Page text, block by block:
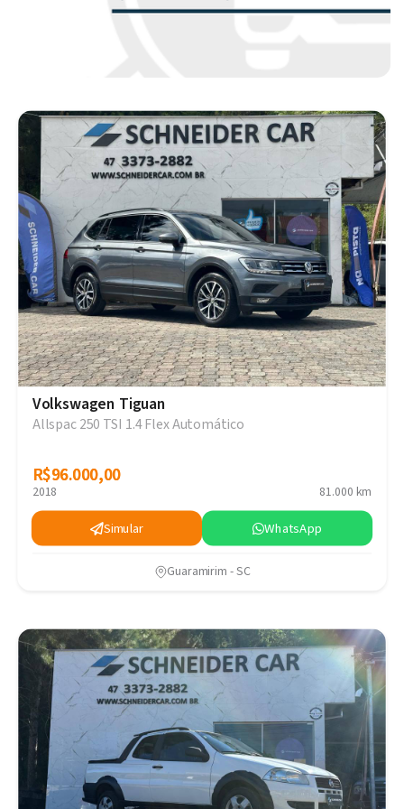
Volkswagen Tiguan
Allspac 250 TSI 1.4 Flex Automático
R$96.000,00
R$96.000,00
2018 81.000 km
Simular WhatsApp
Guaramirim - SC